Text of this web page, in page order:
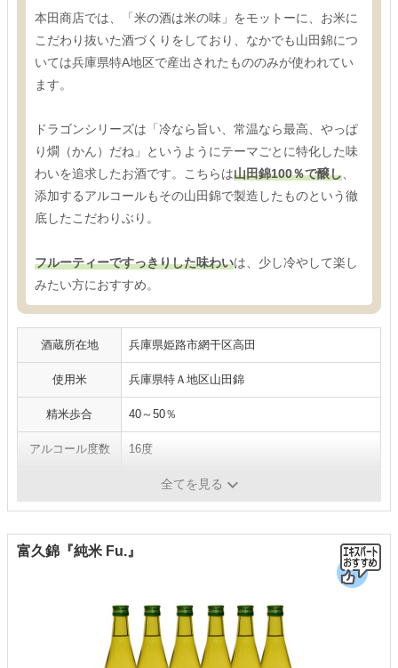
本田商店では、「米の酒は米の味」をモットーに、お米に
こだわり抜いた酒づくりをしており、なかでも山田錦につ
いては兵庫県特A地区で産出されたもののみが使われてい
ます。
ドラゴンシリーズは「冷なら旨い、常温なら最高、やっぱ
り燗（かん）だね」というようにテーマごとに特化した味
わいを追求したお酒です。こちらは山田錦100％で醸し
添加するアルコールもその山田錦で製造したものという徹
底したこだわりぶり。
フルーティーですっきりした味わいは、少し冷やして楽し
みたい方におすすめ。
酒蔵所在地 兵庫県姫路市網干区高田
使用米 兵庫県特Ａ地区山田錦
精米歩合 40～50％
アルコール度数 16度
全てを見る
富久錦『純米 Fu.』